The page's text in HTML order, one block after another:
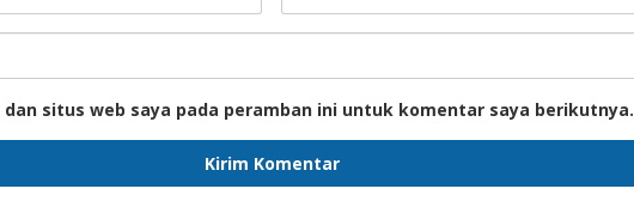
dan situs web saya pada peramban ini untuk komentar saya berikutnya.